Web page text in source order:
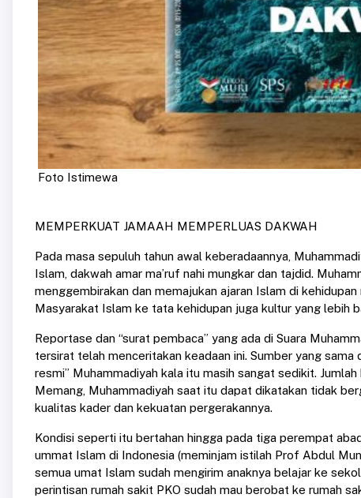
Foto Istimewa
MEMPERKUAT JAMAAH MEMPERLUAS DAKWAH
Pada masa sepuluh tahun awal keberadaannya,
Islam, dakwah amar ma’ruf nahi mungkar dan tajdid.
menggembirakan dan memajukan ajaran Islam di
Masyarakat Islam ke tata kehidupan juga kultur yang lebih
Reportase dan “surat pembaca” yang ada di Suara
tersirat telah menceritakan keadaan ini. Sumber yang
resmi” Muhammadiyah kala itu masih sangat sedikit.
Memang, Muhammadiyah saat itu dapat dikatakan tidak
kualitas kader dan kekuatan pergerakannya.
Kondisi seperti itu bertahan hingga pada tiga perempat
ummat Islam di Indonesia (meminjam istilah Prof Abdul
semua umat Islam sudah mengirim anaknya belajar ke
perintisan rumah sakit PKO sudah mau berobat ke rumah